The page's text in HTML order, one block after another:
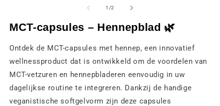
een
modaal
1 /van
2
MCT-capsules – Hennepblad 🌿
Ontdek de MCT-capsules met hennep, een innovatief
wellnessproduct dat is ontwikkeld om de voordelen van
MCT-vetzuren en hennepbladeren eenvoudig in uw
dagelijkse routine te integreren. Dankzij de handige
veganistische softgelvorm zijn deze capsules